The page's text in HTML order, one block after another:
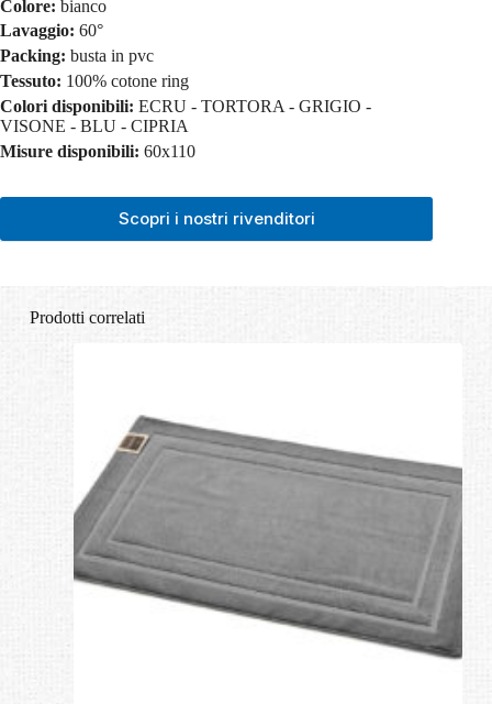
Colore: bianco
Lavaggio: 60°
Packing: busta in pvc
Tessuto: 100% cotone ring
Colori disponibili: ECRU - TORTORA - GRIGIO -
VISONE - BLU - CIPRIA
Misure disponibili: 60x110
Scopri i nostri rivenditori
Prodotti correlati